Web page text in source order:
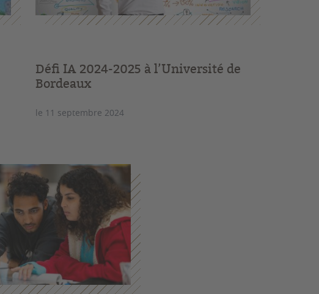
Défi IA 2024-2025 à l’Université de
Bordeaux
le 11 septembre 2024